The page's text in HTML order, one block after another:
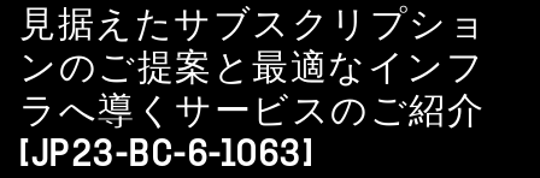
見据えたサブスクリプショ
ンのご提案と最適なインフ
ラへ導くサービスのご紹介
[JP23-BC-6-1063]